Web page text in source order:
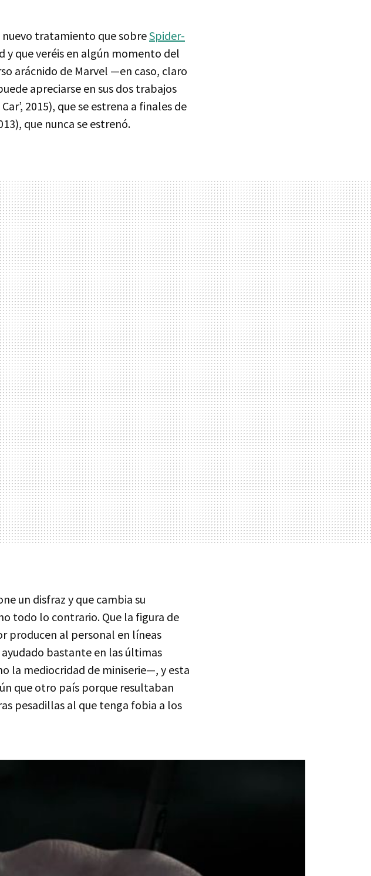
nuevo tratamiento que sobreSpider-
y que veréis en algún momento del
arácnido de Marvel —en caso, claro
apreciarse en sus dos trabajos
Car’, 2015), que se estrena a finales de
que nunca se estrenó.
un disfraz y que cambia su
todo lo contrario. Que la figura de
producen al personal en líneas
bastante en las últimas
la mediocridad de miniserie—, y esta
que otro país porque resultaban
pesadillas al que tenga fobia a los